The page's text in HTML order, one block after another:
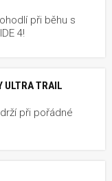
při běhu s
4!
ULTRA TRAIL
při pořádné